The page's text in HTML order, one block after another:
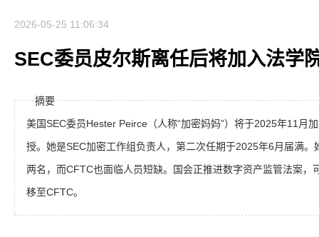
2026-05-25 11:06:34
SEC委员皮尔斯离任后将加入法学
摘要
美国SEC委员Hester Peirce（人称“加密妈妈”）将于2025年11月
授。她是SEC加密工作组负责人，第二次任期于2025年6月届满。
两名，而CFTC也面临人员短缺。国会正推进数字资产监管法案，
移至CFTC。